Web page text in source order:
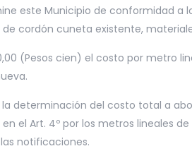
este Municipio de conformidad a
cordón cuneta existente,
(Pesos cien) el costo por metro
la determinación del costo total a
el Art. 4º por los metros lineales
notificaciones.